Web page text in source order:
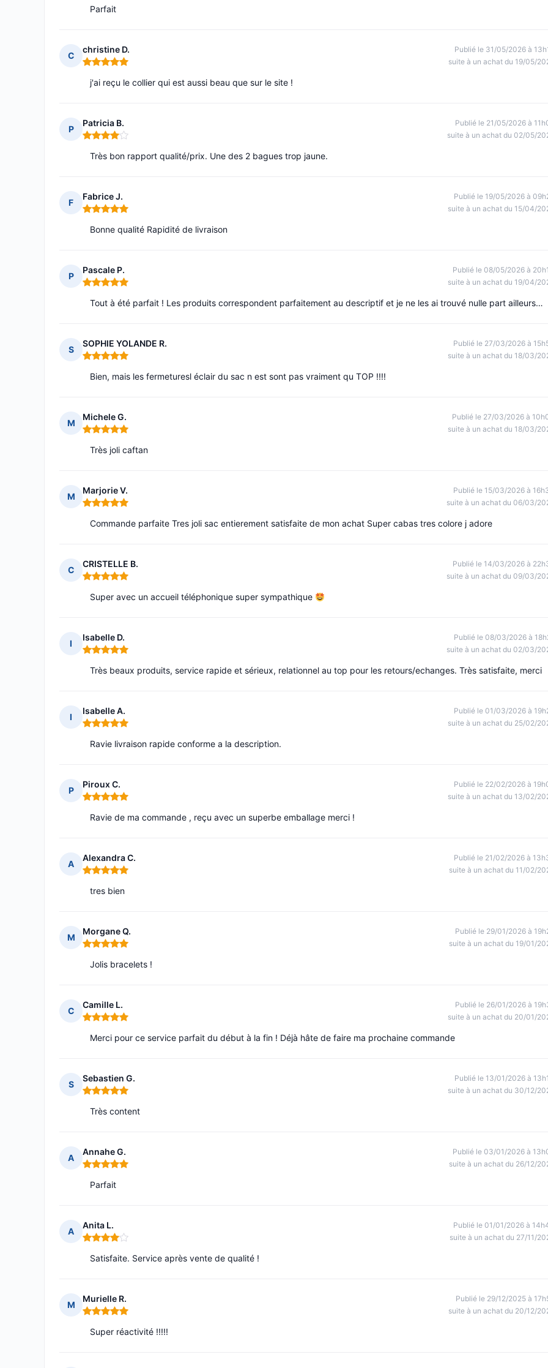
Parfait
C
christine D.
Note : 5 sur 5
Publié le 31/05/2026 à
suite à un achat du 19/05/
j'ai reçu le collier qui est aussi beau que sur le site !
P
Patricia B.
Note : 4 sur 5
Publié le 21/05/2026 à
suite à un achat du 02/05/
Très bon rapport qualité/prix. Une des 2 bagues trop jaune.
F
Fabrice J.
Note : 5 sur 5
Publié le 19/05/2026 à
suite à un achat du 15/04/
Bonne qualité Rapidité de livraison
P
Pascale P.
Note : 5 sur 5
Publié le 08/05/2026 à
suite à un achat du 19/04/
Tout à été parfait ! Les produits correspondent parfaitement au descriptif et je ne les ai trouvé nulle part ailleurs…
S
SOPHIE YOLANDE R.
Note : 5 sur 5
Publié le 27/03/2026 à
suite à un achat du 18/03/
Bien, mais les fermeturesl éclair du sac n est sont pas vraiment qu TOP !!!!
M
Michele G.
Note : 5 sur 5
Publié le 27/03/2026 à
suite à un achat du 18/03/
Très joli caftan
M
Marjorie V.
Note : 5 sur 5
Publié le 15/03/2026 à
suite à un achat du 06/03/
Commande parfaite Tres joli sac entierement satisfaite de mon achat Super cabas tres colore j adore
C
CRISTELLE B.
Note : 5 sur 5
Publié le 14/03/2026 à
suite à un achat du 09/03/
Super avec un accueil téléphonique super sympathique
I
Isabelle D.
Note : 5 sur 5
Publié le 08/03/2026 à
suite à un achat du 02/03/
Très beaux produits, service rapide et sérieux, relationnel au top pour les retours/echanges. Très satisfaite, merci
I
Isabelle A.
Note : 5 sur 5
Publié le 01/03/2026 à
suite à un achat du 25/02/
Ravie livraison rapide conforme a la description.
P
Piroux C.
Note : 5 sur 5
Publié le 22/02/2026 à
suite à un achat du 13/02/
Ravie de ma commande , reçu avec un superbe emballage merci !
A
Alexandra C.
Note : 5 sur 5
Publié le 21/02/2026 à
suite à un achat du 11/02/
tres bien
M
Morgane Q.
Note : 5 sur 5
Publié le 29/01/2026 à
suite à un achat du 19/01/
Jolis bracelets !
C
Camille L.
Note : 5 sur 5
Publié le 26/01/2026 à
suite à un achat du 20/01/
Merci pour ce service parfait du début à la fin ! Déjà hâte de faire ma prochaine commande
S
Sebastien G.
Note : 5 sur 5
Publié le 13/01/2026 à
suite à un achat du 30/12/
Très content
A
Annahe G.
Note : 5 sur 5
Publié le 03/01/2026 à
suite à un achat du 26/12/
Parfait
A
Anita L.
Note : 4 sur 5
Publié le 01/01/2026 à
suite à un achat du 27/11/
Satisfaite. Service après vente de qualité !
M
Murielle R.
Note : 5 sur 5
Publié le 29/12/2025 à
suite à un achat du 20/12/
Super réactivité !!!!!